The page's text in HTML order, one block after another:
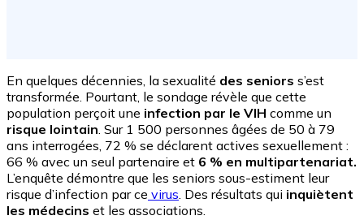
En quelques décennies, la sexualité des seniors s’est
transformée. Pourtant, le sondage révèle que cette
population perçoit une infection par le VIH comme un
risque lointain. Sur 1 500 personnes âgées de 50 à 79
ans interrogées, 72 % se déclarent actives sexuellement :
66 % avec un seul partenaire et 6 % en multipartenariat.
L’enquête démontre que les seniors sous-estiment leur
risque d’infection par ce virus. Des résultats qui inquiètent
les médecins et les associations.